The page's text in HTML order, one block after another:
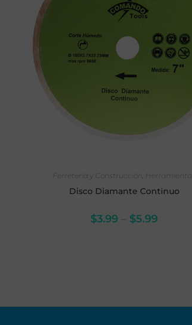
Ferretería y Construcción
Herramientas
Disco Diamante Continuo
$3.99 – $5.99